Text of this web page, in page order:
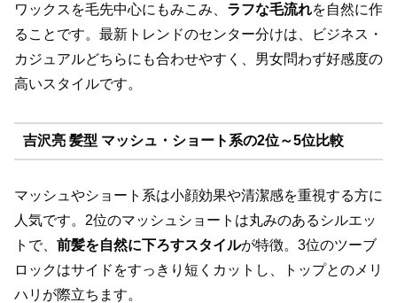
ワックスを毛先中心にもみこみ、 ラフな毛流れを自然に作
ることです。最新トレンドのセンター分けは、ビジネス・
カジュアルどちらにも合わせやすく、男女問わず好感度の
高いスタイルです。
吉沢亮 髪型 マッシュ・ショート系の2位～5位比較
マッシュやショート系は小顔効果や清潔感を重視する方に
人気です。2位のマッシュショートは丸みのあるシルエッ
トで、 前髪を自然に下ろすスタイルが特徴。3位のツーブ
ロックはサイドをすっきり短くカットし、トップとのメリ
ハリが際立ちます。